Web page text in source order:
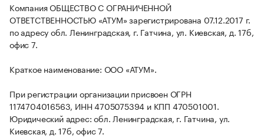
Компания ОБЩЕСТВО С ОГРАНИЧЕННОЙ
ОТВЕТСТВЕННОСТЬЮ «АТУМ» зарегистрирована 07.12.2017 г.
по адресу обл. Ленинградская, г. Гатчина, ул. Киевская, д. 17б,
офис 7.
Краткое наименование: ООО «АТУМ».
При регистрации организации присвоен ОГРН
1174704016563, ИНН 4705075394 и КПП 470501001.
Юридический адрес: обл. Ленинградская, г. Гатчина, ул.
Киевская, д. 17б, офис 7.